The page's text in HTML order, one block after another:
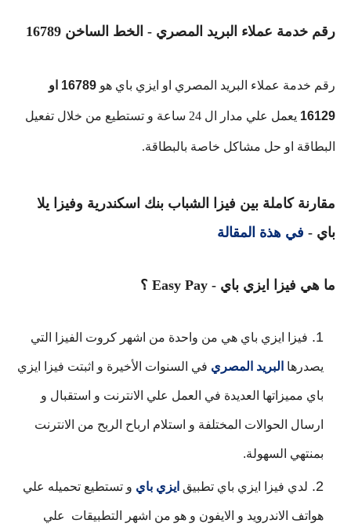
رقم خدمة عملاء البريد المصري - الخط الساخن 16789
رقم خدمة عملاء البريد المصري او ايزي باي هو 16789 او
16129 يعمل علي مدار ال 24 ساعة و تستطيع من خلال تفعيل
البطاقة او حل مشاكل خاصة بالبطاقة.
مقارنة كاملة بين فيزا الشباب بنك اسكندرية وفيزا يلا
باي - في هذة المقالة
ما هي فيزا ايزي باي - Easy Pay ؟
يصدرها البريد المصري في السنوات الأخيرة
بمنتهي السهولة.
لدي فيزا ايزي باي تطبيق ايزي باي
هواتف الاندرويد و الايفون و